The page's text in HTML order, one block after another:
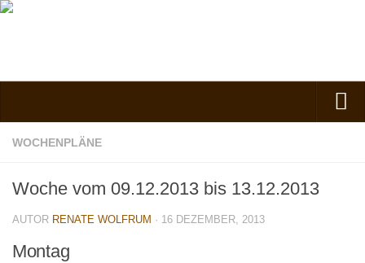
Verein
Kontakt
Vorstand
WOCHENPLÄNE
Woche vom 09.12.2013 bis 13.12.2013
AUTOR RENATE WOLFRUM · 16 DEZEMBER, 2013
Montag